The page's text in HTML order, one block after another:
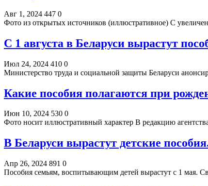
Авг 1, 2024 447 0
Фото из открытых источников (иллюстративное) С
С 1 августа в Беларуси вырастут
Июл 24, 2024 410 0
Министерство труда и социальной защиты Беларуси
Какие пособия полагаются при
Июн 10, 2024 530 0
Фото носит иллюстративный характер В редакцию
В Беларуси вырастут детские
Апр 26, 2024 891 0
Пособия семьям, воспитывающим детей вырастут с 1 мая.